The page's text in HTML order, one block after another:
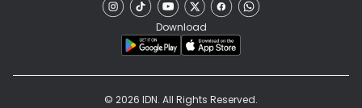
Download
© 2026 IDN. All Rights Reserved.